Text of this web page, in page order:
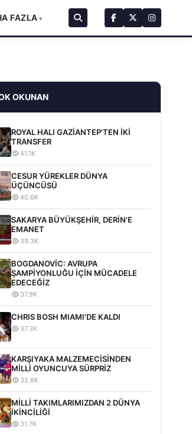
FAZLA
OKUNAN
ROYAL HALI GAZİANTEP'TEN İKİ
TRANSFER
41.1K
CESUR YÜREKLER DÜNYA
ÜÇÜNCÜSÜ
40.6K
SAKARYA BÜYÜKŞEHİR, DERİN'E
EMANET
39.3K
BOGDANOVİC: AVRUPA
ŞAMPİYONLUĞU İÇİN MÜCADELE
EDECEĞİZ
37.9K
CHRIS BOSH MIAMI'DE KALDI
37.3K
KARŞIYAKA MALZEMECİSİNDEN
MİLLİ OYUNCUYA SÜRPRİZ
32.8K
MİLLİ TAKIMLARIMIZDAN 2 DÜNYA
İKİNCİLİĞİ
31.7K